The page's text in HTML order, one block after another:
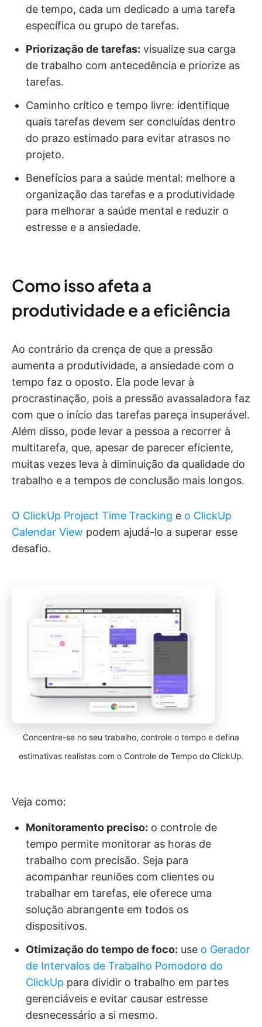
de tempo, cada um dedicado a uma tarefa
específica ou grupo de tarefas.
Priorização de tarefas: visualize sua carga
de trabalho com antecedência e priorize as
tarefas.
Caminho crítico e tempo livre: identifique
quais tarefas devem ser concluídas dentro
do prazo estimado para evitar atrasos no
projeto.
Benefícios para a saúde mental: melhore a
organização das tarefas e a produtividade
para melhorar a saúde mental e reduzir o
estresse e a ansiedade.
Como isso afeta a
produtividade e a eficiência
Ao contrário da crença de que a pressão
aumenta a produtividade, a ansiedade com o
tempo faz o oposto. Ela pode levar à
procrastinação, pois a pressão avassaladora faz
com que o início das tarefas pareça insuperável.
Além disso, pode levar a pessoa a recorrer à
multitarefa, que, apesar de parecer eficiente,
muitas vezes leva à diminuição da qualidade do
trabalho e a tempos de conclusão mais longos.
O ClickUp Project Time Tracking e o ClickUp
Calendar View podem ajudá-lo a superar esse
desafio.
Concentre-se no seu trabalho, controle o tempo e defina
estimativas realistas com o Controle de Tempo do ClickUp.
Veja como:
Monitoramento preciso: o controle de
tempo permite monitorar as horas de
trabalho com precisão. Seja para
acompanhar reuniões com clientes ou
trabalhar em tarefas, ele oferece uma
solução abrangente em todos os
dispositivos.
Otimização do tempo de foco: use o Gerador
de Intervalos de Trabalho Pomodoro do
ClickUp para dividir o trabalho em partes
gerenciáveis e evitar causar estresse
desnecessário a si mesmo.